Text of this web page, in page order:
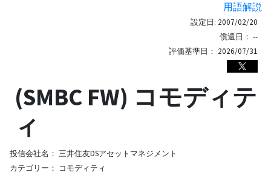
用語解説
設定日: 2007/02/20
償還日： --
評価基準日： 2026/07/31
(SMBC FW) コモディテ
ィ
投信会社名： 三井住友DSアセットマネジメント
カテゴリー： コモディティ